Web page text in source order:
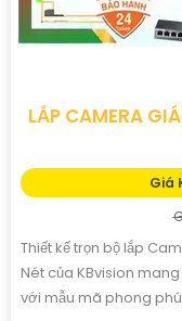
LẮP CAMERA
Giá
Thiết kế trọn bộ lắp
Nét của KBvision
với mẫu mã phong